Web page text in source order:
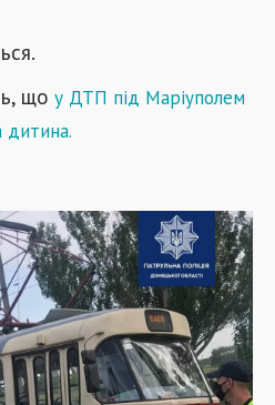
що у ДТП під Маріуполем
дитина.